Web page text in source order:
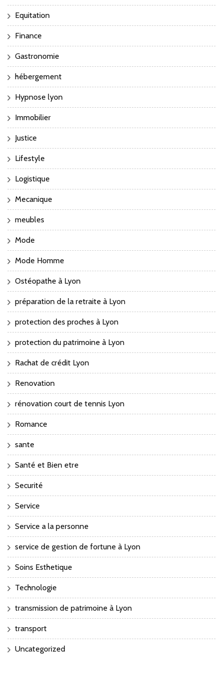
Equitation
Finance
Gastronomie
hébergement
Hypnose lyon
Immobilier
Justice
Lifestyle
Logistique
Mecanique
meubles
Mode
Mode Homme
Ostéopathe à Lyon
préparation de la retraite à Lyon
protection des proches à Lyon
protection du patrimoine à Lyon
Rachat de crédit Lyon
Renovation
rénovation court de tennis Lyon
Romance
sante
Santé et Bien etre
Securité
Service
Service a la personne
service de gestion de fortune à Lyon
Soins Esthetique
Technologie
transmission de patrimoine à Lyon
transport
Uncategorized